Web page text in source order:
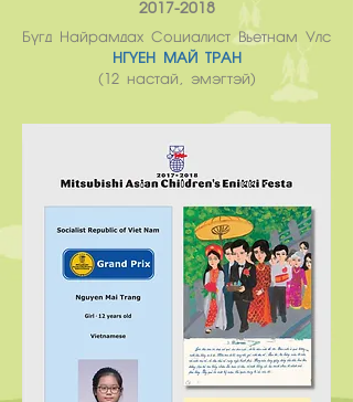
2017-2018
Бүгд Найрамдах Социалист Вьетнам Улс
НГҮЕН МАЙ ТРАН
(12 настай, эмэгтэй)